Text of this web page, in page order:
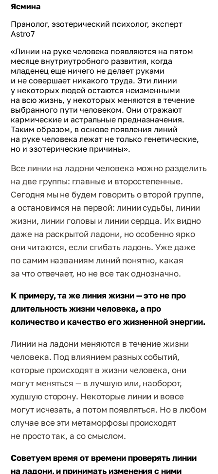
Ясмина
Пранолог, эзотерический психолог, эксперт
Astro7
«Линии на руке человека появляются на пятом
месяце внутриутробного развития, когда
младенец еще ничего не делает руками
и не совершает никакого труда. Эти линии
у некоторых людей остаются неизменными
на всю жизнь, у некоторых меняются в течение
выбранного пути человеком. Они отражают
кармические и астральные предназначения.
Таким образом, в основе появления линий
на руке человека лежат не только генетические,
но и эзотерические причины».
Все линии на ладони человека можно разделить
на две группы: главные и второстепенные.
Сегодня мы не будем говорить о второй группе,
а остановимся на первой: линии судьбы, линии
жизни, линии головы и линии сердца. Их видно
даже на раскрытой ладони, но особенно ярко
они читаются, если сгибать ладонь. Уже даже
по самим названиям линий понятно, какая
за что отвечает, но не все так однозначно.
К примеру, та же линия жизни — это не про
длительность жизни человека, а про
количество и качество его жизненной энергии.
Линии на ладони меняются в течение жизни
человека. Под влиянием разных событий,
которые происходят в жизни человека, они
могут меняться — в лучшую или, наоборот,
худшую сторону. Некоторые линии и вовсе
могут исчезать, а потом появляться. Но в любом
случае все эти метаморфозы происходят
не просто так, а со смыслом.
Советуем время от времени проверять линии
на ладони, и принимать изменения с ними